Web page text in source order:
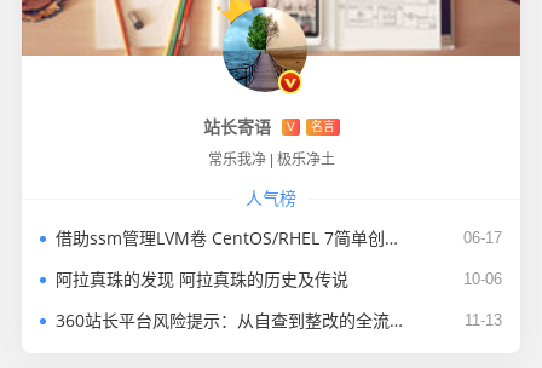
站长寄语 V 名言
常乐我净 极乐净土
人气榜
借助ssm管理LVM卷 CentOS/RHEL 7简单创建和管理LVM卷 06-17
阿拉真珠的发现 阿拉真珠的历史及传说 10-06
360站长平台风险提示：从自查到整改的全流程实操指南 11-13